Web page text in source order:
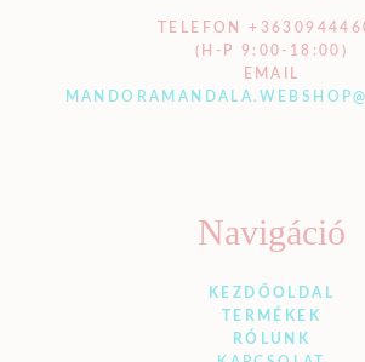
TELEFON
(H-P 9:00-18:00)
EMAIL
Navigáció
KEZDŐOLDAL
TERMÉKEK
RÓLUNK